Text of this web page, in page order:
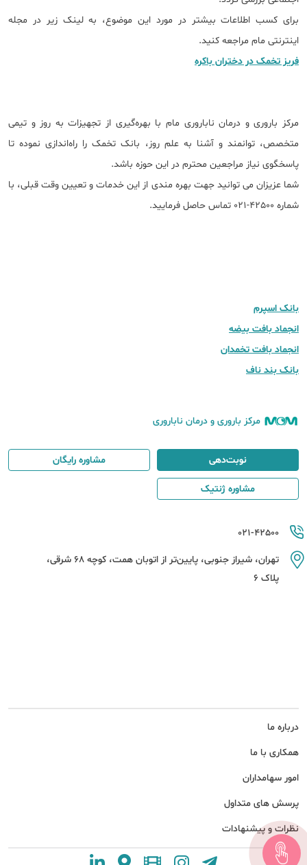
برای کسب اطلاعات بیشتر در مورد این موضوع، به لینک زیر در مجله
اینترنتی مام مراجعه کنید.
فریز تخمک در دختران باکره
مرکز باروری و درمان ناباروری مام با بهره‌گیری از تجهیزات به ‎روز و تیمی
متخصص، توانمند و آشنا به علم روز، بانک تخمک را راه‌اندازی نموده تا
پاسخگوی نیاز مراجعین محترم در این حوزه باشد.​
شما عزیزان می توانید جهت بهره مندی از این خدمات و تعیین وقت قبلی، با
شماره 42500-021 تماس حاصل فرمایید.
بانک اسپرم
انجماد بافت بیضه
انجماد بافت تخمدان
بانک بند ناف
مرکز باروری و درمان ناباروری
درباره ما
همکاری با ما
امور سهامداران
پرسش های متداول
نظرات و پیشنهادات
021-42500
تهران، شیراز جنوبی، پایین‌تر از اتوبان همت، کوچه 68 شرقی،
پلاک 6
نوبت‌دهی مشاوره رایگان
مشاوره ژنتیک